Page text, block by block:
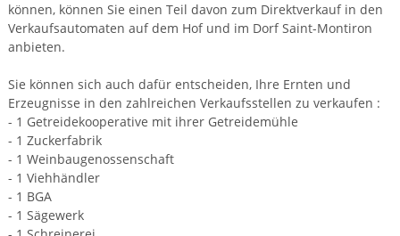
können, können Sie einen Teil davon zum Direktverkauf in den
Verkaufsautomaten auf dem Hof und im Dorf Saint-Montiron
anbieten.
Sie können sich auch dafür entscheiden, Ihre Ernten und
Erzeugnisse in den zahlreichen Verkaufsstellen zu verkaufen :
- 1 Getreidekooperative mit ihrer Getreidemühle
- 1 Zuckerfabrik
- 1 Weinbaugenossenschaft
- 1 Viehhändler
- 1 BGA
- 1 Sägewerk